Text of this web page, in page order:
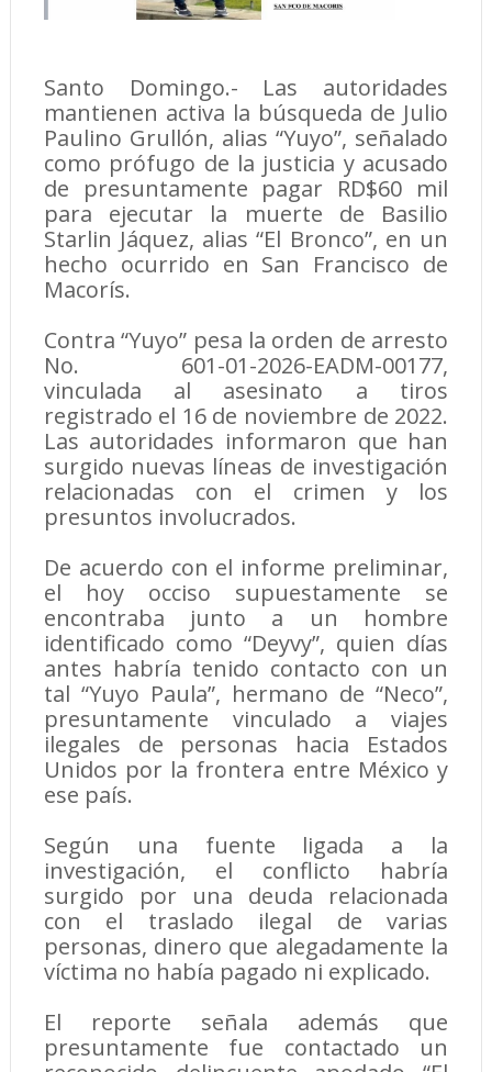
Santo Domingo.- Las autoridades
mantienen activa la búsqueda de Julio
Paulino Grullón, alias “Yuyo”, señalado
como prófugo de la justicia y acusado
de presuntamente pagar RD$60 mil
para ejecutar la muerte de Basilio
Starlin Jáquez, alias “El Bronco”, en un
hecho ocurrido en San Francisco de
Macorís.
Contra “Yuyo” pesa la orden de arresto
No. 601-01-2026-EADM-00177,
vinculada al asesinato a tiros
registrado el 16 de noviembre de 2022.
Las autoridades informaron que han
surgido nuevas líneas de investigación
relacionadas con el crimen y los
presuntos involucrados.
De acuerdo con el informe preliminar,
el hoy occiso supuestamente se
encontraba junto a un hombre
identificado como “Deyvy”, quien días
antes habría tenido contacto con un
tal “Yuyo Paula”, hermano de “Neco”,
presuntamente vinculado a viajes
ilegales de personas hacia Estados
Unidos por la frontera entre México y
ese país.
Según una fuente ligada a la
investigación, el conflicto habría
surgido por una deuda relacionada
con el traslado ilegal de varias
personas, dinero que alegadamente la
víctima no había pagado ni explicado.
El reporte señala además que
presuntamente fue contactado un